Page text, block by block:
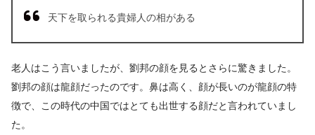
天下を取られる貴婦人の相がある
老人はこう言いましたが、劉邦の顔を見るとさらに驚きました。
劉邦の顔は龍顔だったのです。鼻は高く、顔が長いのが龍顔の特
徴で、この時代の中国ではとても出世する顔だと言われていまし
た。